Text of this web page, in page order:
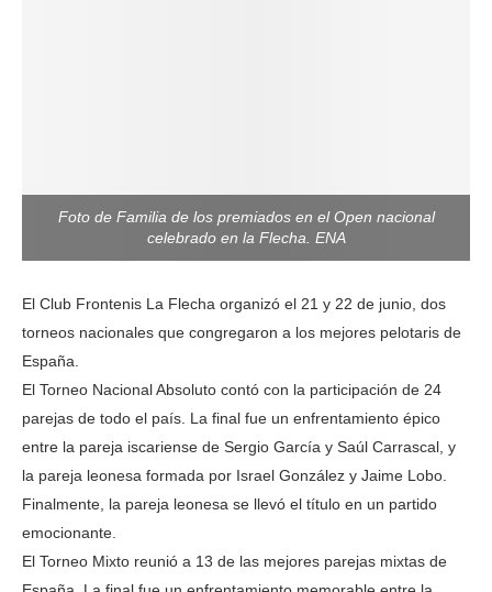
Foto de Familia de los premiados en el Open nacional
celebrado en la Flecha. ENA
El Club Frontenis La Flecha organizó el 21 y 22 de junio, dos
torneos nacionales que congregaron a los mejores pelotaris de
España.
El Torneo Nacional Absoluto contó con la participación de 24
parejas de todo el país. La final fue un enfrentamiento épico
entre la pareja iscariense de Sergio García y Saúl Carrascal, y
la pareja leonesa formada por Israel González y Jaime Lobo.
Finalmente, la pareja leonesa se llevó el título en un partido
emocionante.
El Torneo Mixto reunió a 13 de las mejores parejas mixtas de